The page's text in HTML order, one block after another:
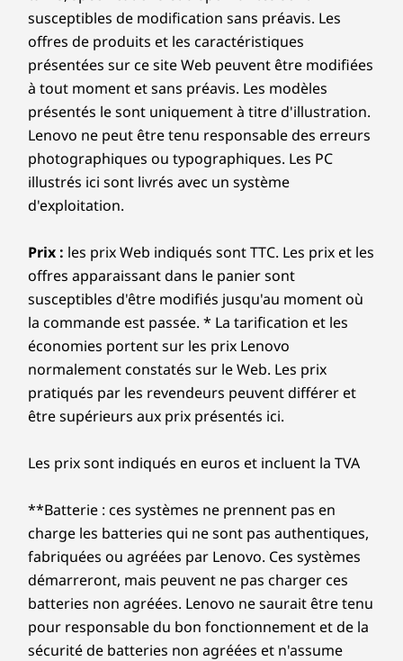
susceptibles de modification sans préavis. Les
offres de produits et les caractéristiques
présentées sur ce site Web peuvent être modifiées
à tout moment et sans préavis. Les modèles
présentés le sont uniquement à titre d'illustration.
Lenovo ne peut être tenu responsable des erreurs
photographiques ou typographiques. Les PC
illustrés ici sont livrés avec un système
d'exploitation.
Prix : les prix Web indiqués sont TTC. Les prix et les
offres apparaissant dans le panier sont
susceptibles d'être modifiés jusqu'au moment où
la commande est passée. * La tarification et les
économies portent sur les prix Lenovo
normalement constatés sur le Web. Les prix
pratiqués par les revendeurs peuvent différer et
être supérieurs aux prix présentés ici.
Les prix sont indiqués en euros et incluent la TVA
**Batterie : ces systèmes ne prennent pas en
charge les batteries qui ne sont pas authentiques,
fabriquées ou agréées par Lenovo. Ces systèmes
démarreront, mais peuvent ne pas charger ces
batteries non agréées. Lenovo ne saurait être tenu
pour responsable du bon fonctionnement et de la
sécurité de batteries non agréées et n'assume